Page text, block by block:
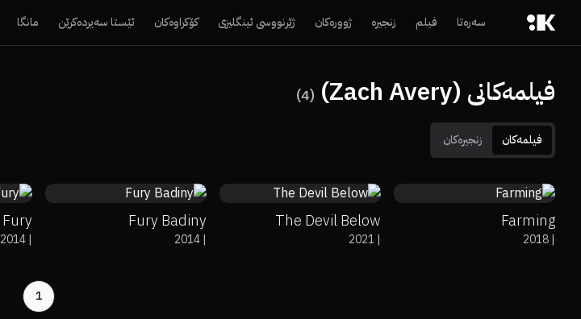
سەرەتا فیلم زنجیرە ژوورەکان ژێرنووسی ئینگلیزی کۆکراوەکان ئێستا سەیردەکرێن مانگا
فیلمەکانی (Zach Avery) (
4
)
فیلمەکان زنجیرەکان 6.2
55%
51%
Farming
|
2018
The Devil Below
|
2021
Fury Badiny
|
2014
Fury
|
2014
1